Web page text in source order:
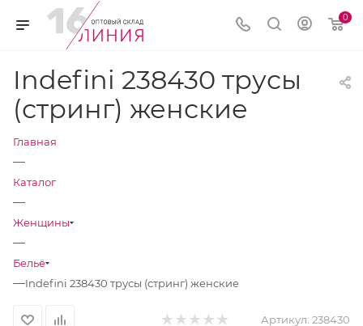
0
Indefini 238430 трусы
(стринг) женские
Главная
—
Каталог
—
Женщины
—
Бельё
—Indefini 238430 трусы (стринг) женские
Артикул: 238430